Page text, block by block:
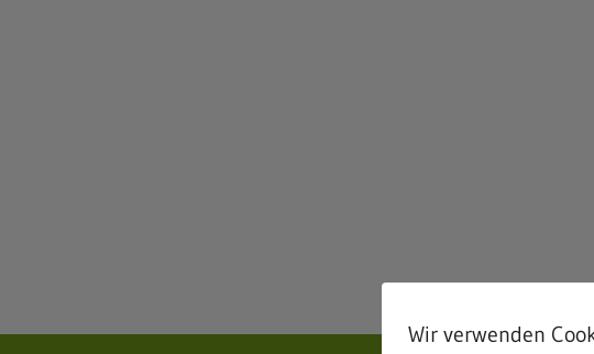
Wir verwenden